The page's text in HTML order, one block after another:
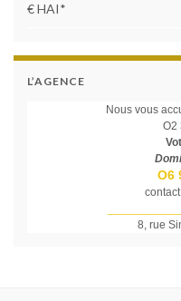
€ HAI*
L’AGENCE
Nous vous
O2
O6
8, rue